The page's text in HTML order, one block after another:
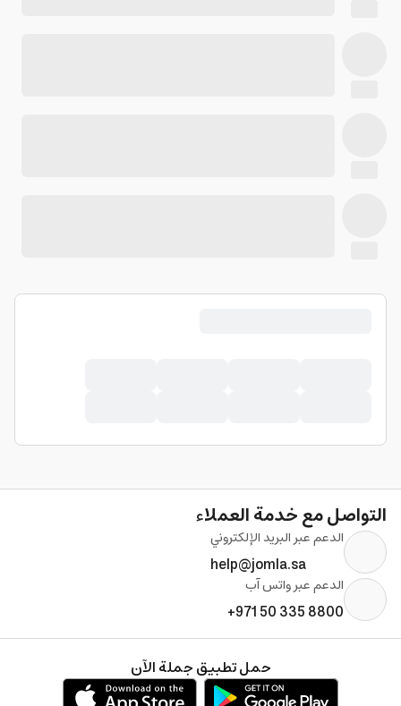
التواصل مع خدمة العملاء
الدعم عبر البريد الإلكتروني
help@jomla.sa
الدعم عبر واتس آب
+971 50 335 8800
حمل تطبيق جملة الآن